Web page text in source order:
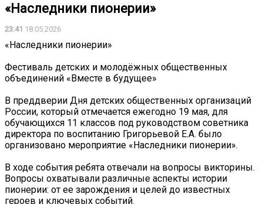
«Наследники пионерии»
23:41 18.05.2026
«Наследники пионерии»
Фестиваль детских и молодёжных общественных
объединений «Вместе в будущее»
В преддверии Дня детских общественных организаций
России, который отмечается ежегодно 19 мая, для
обучающихся 11 классов под руководством советника
директора по воспитанию Григорьевой Е.А. было
организовано мероприятие «Наследники пионерии».
В ходе события ребята отвечали на вопросы викторины.
Вопросы охватывали различные аспекты истории
пионерии: от ее зарождения и целей до известных
героев и ключевых событий.